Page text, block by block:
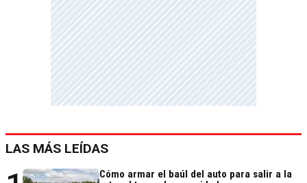
LAS MÁS LEÍDAS
Cómo armar el baúl del auto para salir a la